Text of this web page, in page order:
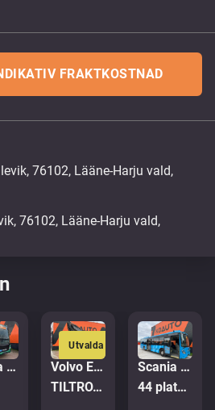
FRAKTKOSTNAD
76102, Lääne-Harju vald,
Scania K320 Citywide
Utvalda
Volvo EWR 170 E
TILTROTATOR / AC / CENTRAL LUBRICATION
Scania K 320 Citywide 4x2
44 platser / AC / retarder